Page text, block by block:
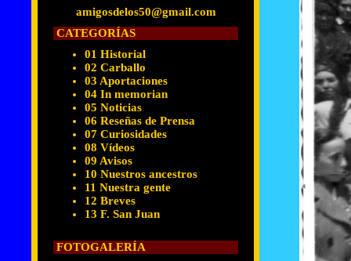
amigosdelos50@gmail.com
CATEGORÍAS
01 Historial
02 Carballo
03 Aportaciones
04 In memorian
05 Noticias
06 Reseñas de Prensa
07 Curiosidades
08 Vídeos
09 Avisos
10 Nuestros ancestros
11 Nuestra gente
12 Breves
13 F. San Juan
FOTOGALERÍA